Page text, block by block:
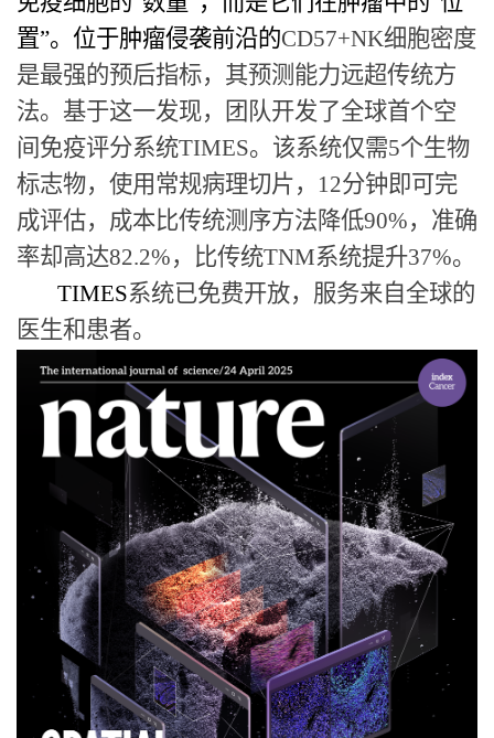
置”。位于肿瘤侵袭前沿的CD57+NK细胞密度
是最强的预后指标，其预测能力远超传统方
法。基于这一发现，团队开发了全球首个空
间免疫评分系统TIMES。该系统仅需5个生物
标志物，使用常规病理切片， 12分钟即可完
成评估，成本比传统测序方法降低90%，准确
率却高达82.2%，比传统TNM系统提升37%。
TIMES系统已免费开放，服务来自全球的
医生和患者。